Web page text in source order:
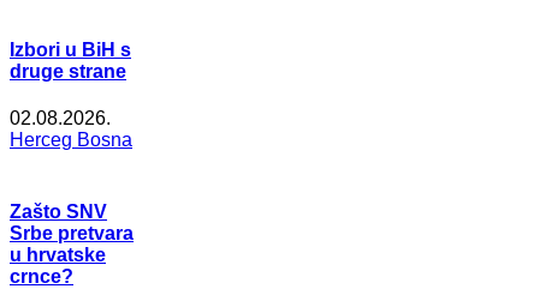
Izbori u BiH s
druge strane
02.08.2026.
Herceg Bosna
Zašto SNV
Srbe pretvara
u hrvatske
crnce?